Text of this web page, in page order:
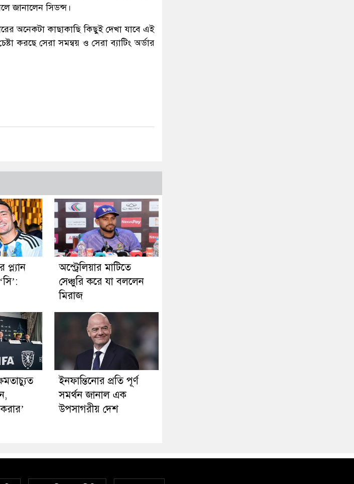
জানালেন সিডন্স।
অনেকটা কাছাকাছি কিছুই দেখা যাবে এই
করছে সেরা সমন্বয় ও সেরা ব্যাটিং অর্ডার
অস্ট্রেলিয়ার মাটিতে
সেঞ্চুরি করে যা বললেন
মিরাজ
ইনফান্তিনোর প্রতি পূর্ণ
সমর্থন জানাল এক
উপসাগরীয় দেশ